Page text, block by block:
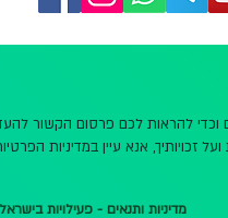
וכדי להראות לכם פרסום
זכויותיך, אנא עיין במדיניות
מדיניות ותנאים - פעילויות בישראל